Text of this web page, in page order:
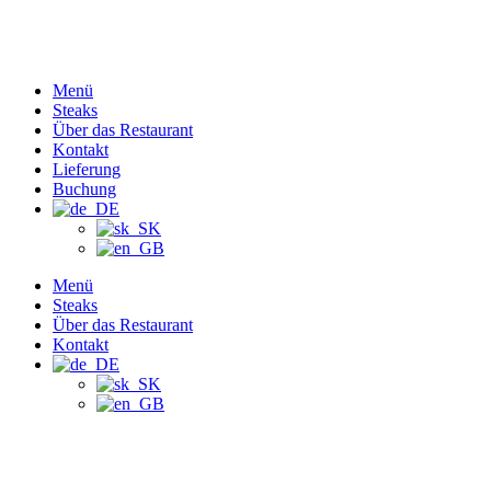
Menü
Steaks
Über das Restaurant
Kontakt
Lieferung
Buchung
Menü
Steaks
Über das Restaurant
Kontakt